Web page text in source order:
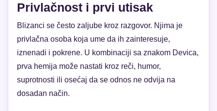
Privlačnost i prvi utisak
Blizanci se često zaljube kroz razgovor. Njima je
privlačna osoba koja ume da ih zainteresuje,
iznenadi i pokrene. U kombinaciji sa znakom Devica,
prva hemija može nastati kroz reči, humor,
suprotnosti ili osećaj da se odnos ne odvija na
dosadan način.